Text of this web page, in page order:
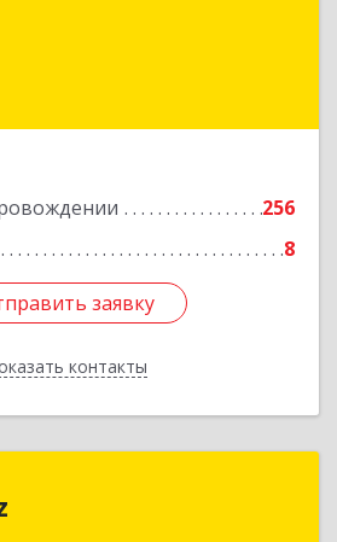
256
8
заявку
контакты
заявку
Назад